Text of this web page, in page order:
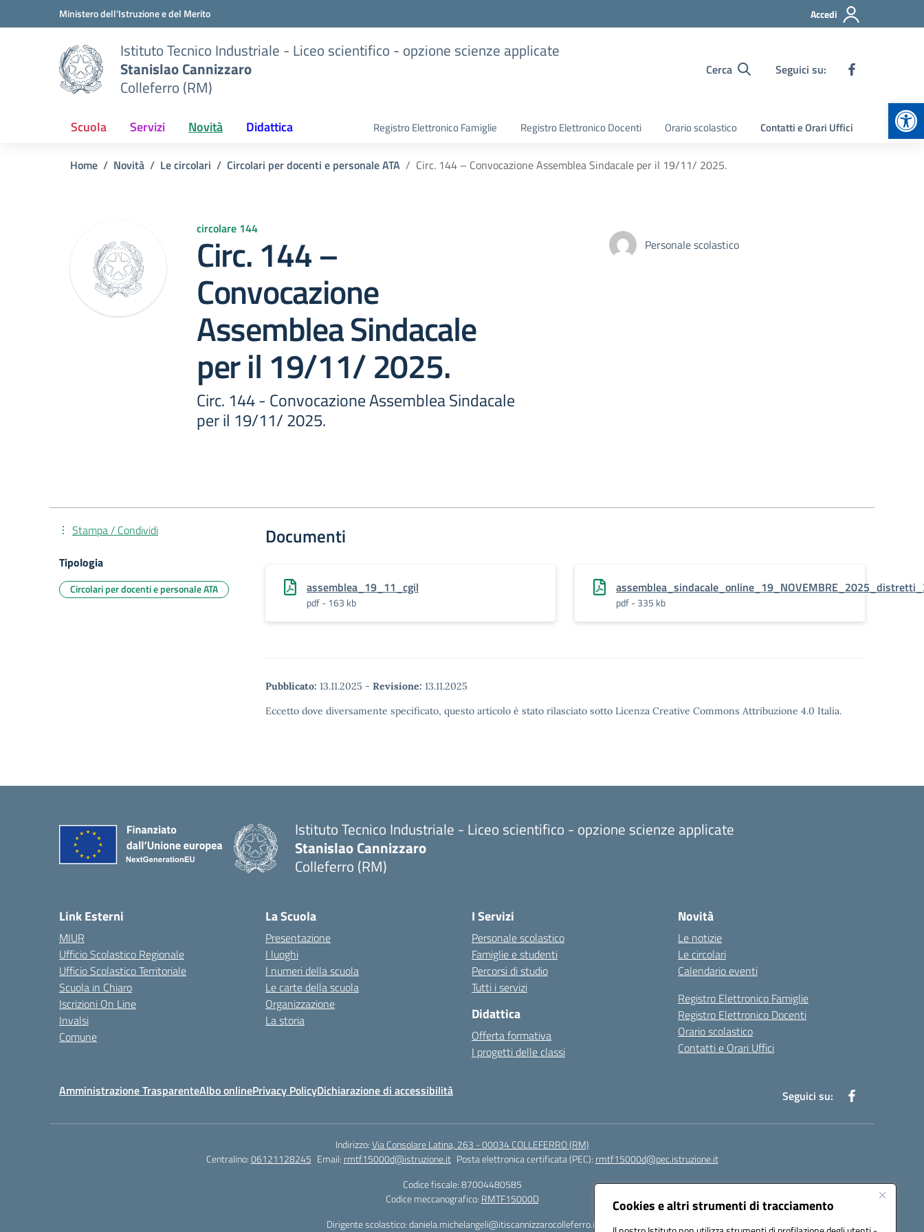
Cookies e altri strumenti di tracciamento
Vai ai contenuti
Vai al menu di navigazioneMinistero dell'Istruzione e del Merito Accedi
Istituto Tecnico Industriale - Liceo scientifico - opzione scienze applicate
Stanislao Cannizzaro
Colleferro (RM)
Cerca Seguici su:
Scuola Servizi Novità Didattica Registro Elettronico Famiglie Registro Elettronico Docenti Orario scolastico Contatti e Orari Uffici
Home Novità Le circolari Circolari per docenti e personale ATA Circ. 144 – Convocazione Assemblea Sindacale per il 19/11/ 2025.
circolare 144
Circ. 144 –
Convocazione
Assemblea Sindacale
per il 19/11/ 2025.
Circ. 144 - Convocazione Assemblea Sindacale
per il 19/11/ 2025.
Personale scolastico
Documenti
assemblea_19_11_cgil
pdf - 163 kb pdf - 335 kb
Pubblicato: 13.11.2025 - Revisione: 13.11.2025
Eccetto dove diversamente specificato, questo articolo è stato rilasciato sotto Licenza Creative Commons Attribuzione 4.0 Italia.
Stampa / Condividi
Tipologia
Circolari per docenti e personale ATA
Istituto Tecnico Industriale - Liceo scientifico - opzione scienze applicate
Stanislao Cannizzaro
Colleferro (RM)
Link Esterni
MIUR
Ufficio Scolastico Regionale
Ufficio Scolastico Territoriale
Scuola in Chiaro
Iscrizioni On Line
Invalsi
Comune
La Scuola
Presentazione
I luoghi
I numeri della scuola
Le carte della scuola
Organizzazione
La storia
I Servizi
Personale scolastico
Famiglie e studenti
Percorsi di studio
Tutti i servizi
Didattica
Offerta formativa
I progetti delle classi
Novità
Le notizie
Le circolari
Calendario eventi
Registro Elettronico Famiglie
Registro Elettronico Docenti
Orario scolastico
Contatti e Orari Uffici
Amministrazione TrasparenteAlbo onlinePrivacy PolicyDichiarazione di accessibilità Seguici su:
Indirizzo:Via Consolare Latina, 263 - 00034 COLLEFERRO (RM)
Centralino:06121128245 Email: rmtf15000d@istruzione.it Posta elettronica certificata (PEC): rmtf15000d@pec.istruzione.it
Codice fiscale: 87004480585
Codice meccanografico: RMTF15000D
Dirigente scolastico: daniela.michelangeli@itiscannizzarocolleferro.it